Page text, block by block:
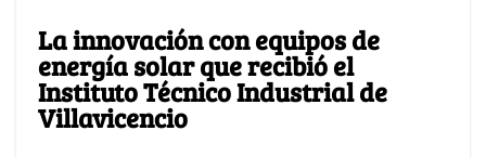
La innovación con equipos de
energía solar que recibió el
Instituto Técnico Industrial de
Villavicencio